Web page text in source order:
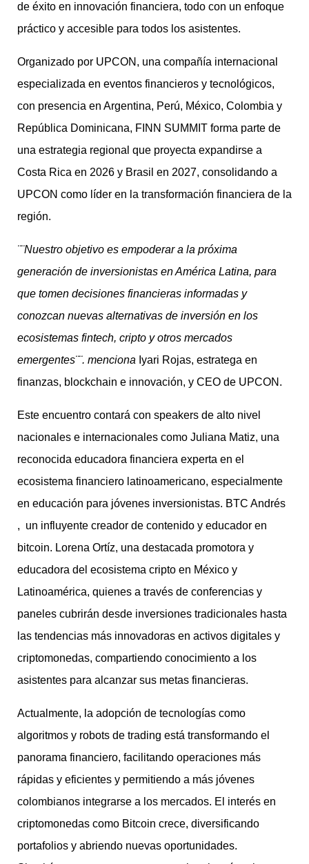
de éxito en innovación financiera, todo con un enfoque
práctico y accesible para todos los asistentes.
Organizado por UPCON, una compañía internacional
especializada en eventos financieros y tecnológicos,
con presencia en Argentina, Perú, México, Colombia y
República Dominicana, FINN SUMMIT forma parte de
una estrategia regional que proyecta expandirse a
Costa Rica en 2026 y Brasil en 2027, consolidando a
UPCON como líder en la transformación financiera de la
región.
¨¨Nuestro objetivo es empoderar a la próxima
generación de inversionistas en América Latina, para
que tomen decisiones financieras informadas y
conozcan nuevas alternativas de inversión en los
ecosistemas fintech, cripto y otros mercados
emergentes¨¨. menciona Iyari Rojas, estratega en
finanzas, blockchain e innovación, y CEO de UPCON.
Este encuentro contará con speakers de alto nivel
nacionales e internacionales como Juliana Matiz, una
reconocida educadora financiera experta en el
ecosistema financiero latinoamericano, especialmente
en educación para jóvenes inversionistas. BTC Andrés
, un influyente creador de contenido y educador en
bitcoin. Lorena Ortíz, una destacada promotora y
educadora del ecosistema cripto en México y
Latinoamérica, quienes a través de conferencias y
paneles cubrirán desde inversiones tradicionales hasta
las tendencias más innovadoras en activos digitales y
criptomonedas, compartiendo conocimiento a los
asistentes para alcanzar sus metas financieras.
Actualmente, la adopción de tecnologías como
algoritmos y robots de trading está transformando el
panorama financiero, facilitando operaciones más
rápidas y eficientes y permitiendo a más jóvenes
colombianos integrarse a los mercados. El interés en
criptomonedas como Bitcoin crece, diversificando
portafolios y abriendo nuevas oportunidades.